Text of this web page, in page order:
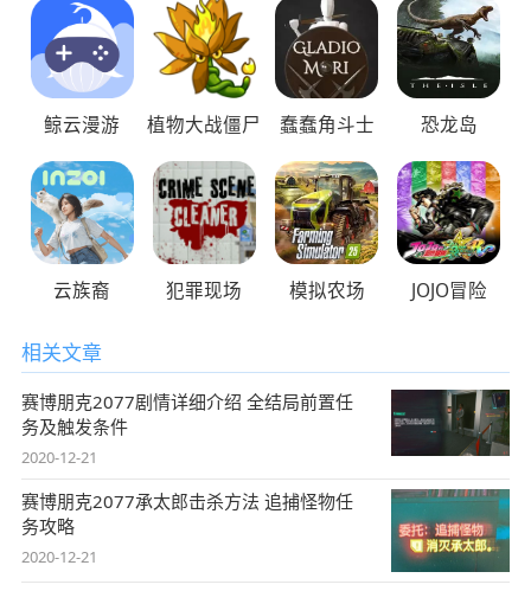
鲸云漫游 植物大战僵尸 蠢蠢角斗士 恐龙岛
云族裔 犯罪现场 模拟农场 JOJO冒险
相关文章
赛博朋克2077剧情详细介绍 全结局前置任
务及触发条件
2020-12-21
赛博朋克2077承太郎击杀方法 追捕怪物任
务攻略
2020-12-21